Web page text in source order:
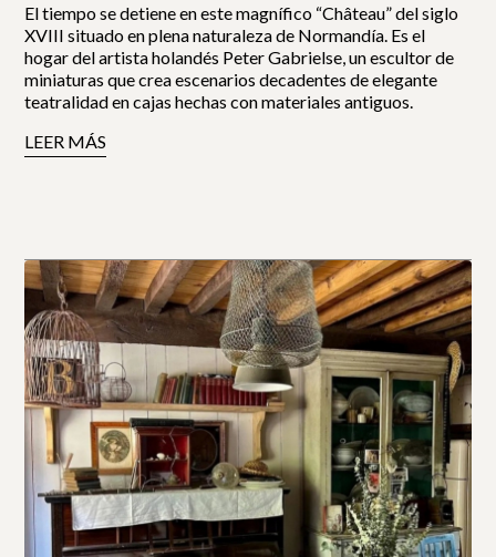
El tiempo se detiene en este magnífico “Château” del siglo
XVIII situado en plena naturaleza de Normandía. Es el
hogar del artista holandés Peter Gabrielse, un escultor de
miniaturas que crea escenarios decadentes de elegante
teatralidad en cajas hechas con materiales antiguos.
LEER MÁS